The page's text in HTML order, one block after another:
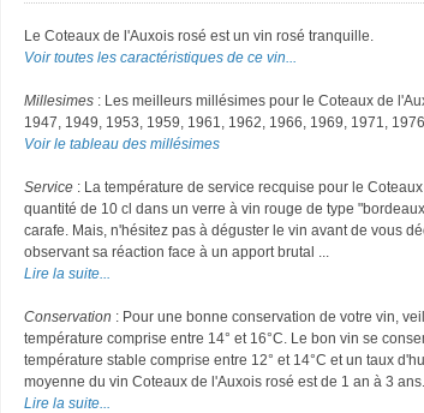
Le Coteaux de l'Auxois rosé est un vin rosé tranquille.
Voir toutes les caractéristiques de ce vin...
Millesimes : Les meilleurs millésimes pour le Coteaux de
1947, 1949, 1953, 1959, 1961, 1962, 1966, 1969, 1971,
Voir le tableau des millésimes
Service : La température de service recquise pour le
quantité de 10 cl dans un verre à vin rouge de type
carafe. Mais, n'hésitez pas à déguster le vin avant de vous
observant sa réaction face à un apport brutal ...
Lire la suite...
Conservation : Pour une bonne conservation de votre vin,
température comprise entre 14° et 16°C. Le bon vin se
température stable comprise entre 12° et 14°C et un taux
moyenne du vin Coteaux de l'Auxois rosé est de 1 an à 3 ans.
Lire la suite...